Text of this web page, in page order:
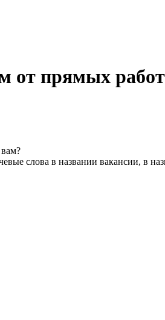
от прямых
слова в названии вакансии, в